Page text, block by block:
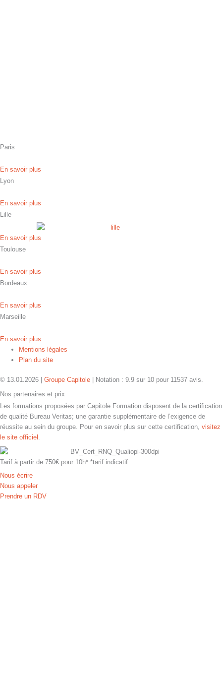
Paris
En savoir plus
Lyon
En savoir plus
Lille
En savoir plus
Toulouse
En savoir plus
Bordeaux
En savoir plus
Marseille
En savoir plus
Mentions légales
Plan du site
© 13.01.2026 | Groupe Capitole Notation : 9.9 sur 10 pour 11537 avis.
Nos partenaires et prix
Les formations proposées par Capitole Formation disposent de la certification
de qualité Bureau Veritas; une garantie supplémentaire de l’exigence de
réussite au sein du groupe. Pour en savoir plus sur cette certification, visitez
le site officiel .
Tarif à partir de 750€ pour 10h* *tarif indicatif
Nous écrire
Nous appeler
Prendre un RDV